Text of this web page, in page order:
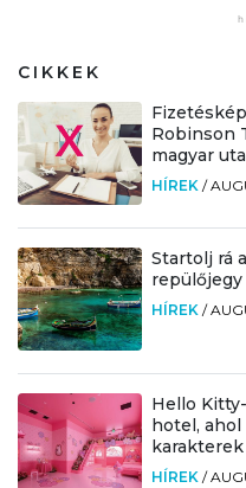
CIKKEK
Robinson
magyar
HÍREK /
Startolj rá
repülőjegy
HÍREK /
Hello
hotel,
HÍREK /